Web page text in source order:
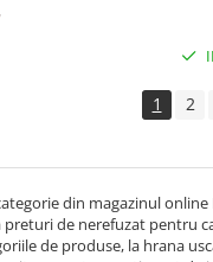
1 2
din magazinul
de nerefuzat pentru
de produse, la hrana